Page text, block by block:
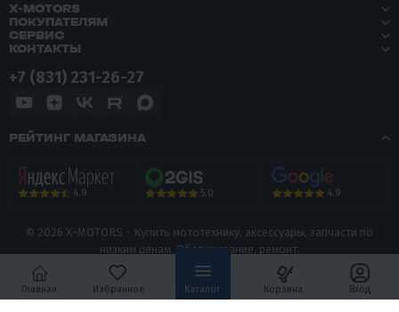
X-MOTORS
ПОКУПАТЕЛЯМ
СЕРВИС
КОНТАКТЫ
+7 (831) 231-26-27
РЕЙТИНГ МАГАЗИНА
4.9 5.0 4.9
© 2026 X-MOTORS - Купить мототехнику, аксессуары, запчасти по
низким ценам. Обслуживание, ремонт.
Политика конфиденциальности
Главная Вход
Избранное Каталог Корзина